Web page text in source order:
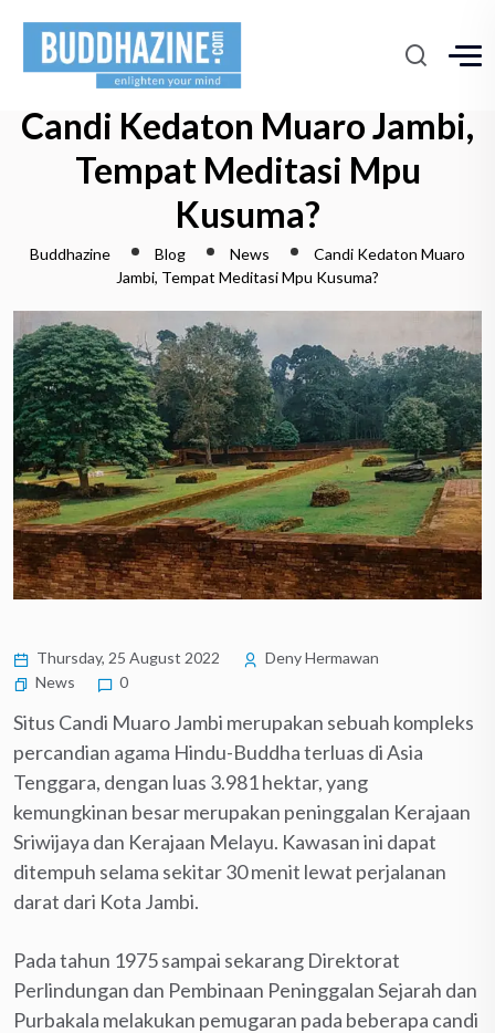
Candi Kedaton Muaro Jambi,
Tempat Meditasi Mpu
Kusuma?
Buddhazine Blog News
Candi Kedaton Muaro
Jambi, Tempat Meditasi Mpu Kusuma?
Thursday, 25 August 2022
Deny Hermawan
News
0
Situs Candi Muaro Jambi merupakan sebuah kompleks
percandian agama Hindu-Buddha terluas di Asia
Tenggara, dengan luas 3.981 hektar, yang
kemungkinan besar merupakan peninggalan Kerajaan
Sriwijaya dan Kerajaan Melayu. Kawasan ini dapat
ditempuh selama sekitar 30 menit lewat perjalanan
darat dari Kota Jambi.
Pada tahun 1975 sampai sekarang Direktorat
Perlindungan dan Pembinaan Peninggalan Sejarah dan
Purbakala melakukan pemugaran pada beberapa candi